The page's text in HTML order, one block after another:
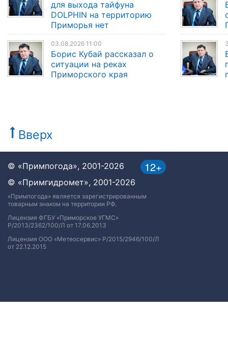
для выхода тайфуна
DOLPHIN на территорию
Приморья нет
03.08.2026 11:00
Борис Кубай рассказал о
ситуации на реках
Приморского края
Вверх
12+
© «Примпогода», 2001-2026
© «Примгидромет», 2001-2026
«Примпогода» является зарегистрированным
товарным знаком на территории РФ.
Лицензия ФГБУ «Приморское УГМС»
Р/2013/2362/100/Л от 17.06.2013
Лицензия ООО «Метеосервис» Р/2015/2946/100/Л
от 22.12.2015